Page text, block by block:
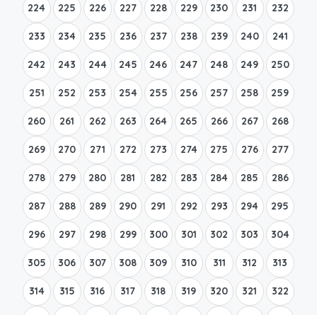
224 225 226 227 228 229 230 231 232
233 234 235 236 237 238 239 240 241
242 243 244 245 246 247 248 249 250
251 252 253 254 255 256 257 258 259
260 261 262 263 264 265 266 267 268
269 270 271 272 273 274 275 276 277
278 279 280 281 282 283 284 285 286
287 288 289 290 291 292 293 294 295
296 297 298 299 300 301 302 303 304
305 306 307 308 309 310 311 312 313
314 315 316 317 318 319 320 321 322